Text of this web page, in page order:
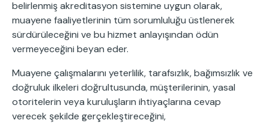
belirlenmiş akreditasyon sistemine uygun olarak,
muayene faaliyetlerinin tüm sorumluluğu üstlenerek
sürdürüleceğini ve bu hizmet anlayışından ödün
vermeyeceğini beyan eder.
Muayene çalışmalarını yeterlilik, tarafsızlık, bağımsızlık ve
doğruluk ilkeleri doğrultusunda, müşterilerinin, yasal
otoritelerin veya kuruluşların ihtiyaçlarına cevap
verecek şekilde gerçekleştireceğini,